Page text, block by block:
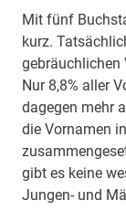
Mit fünf
kurz.
gebräuchlichen
Nur 8,8% aller
dagegen mehr
die Vornamen
gibt es keine
Jungen- und